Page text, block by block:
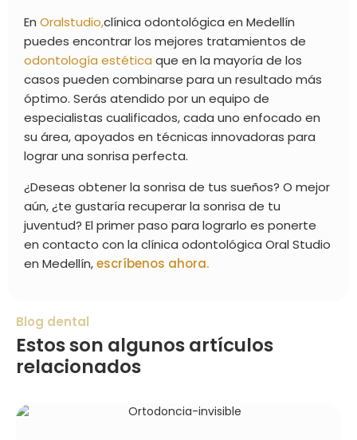
En Oralstudio,clínica odontológica en Medellín
puedes encontrar los mejores tratamientos de
odontología estética que en la mayoría de los
casos pueden combinarse para un resultado más
óptimo. Serás atendido por un equipo de
especialistas cualificados, cada uno enfocado en
su área, apoyados en técnicas innovadoras para
lograr una sonrisa perfecta.
¿Deseas obtener la sonrisa de tus sueños? O mejor
aún, ¿te gustaría recuperar la sonrisa de tu
juventud? El primer paso para lograrlo es ponerte
en contacto con la clínica odontológica Oral Studio
en Medellín,escríbenos ahora.
Blog dental
Estos son algunos artículos
relacionados